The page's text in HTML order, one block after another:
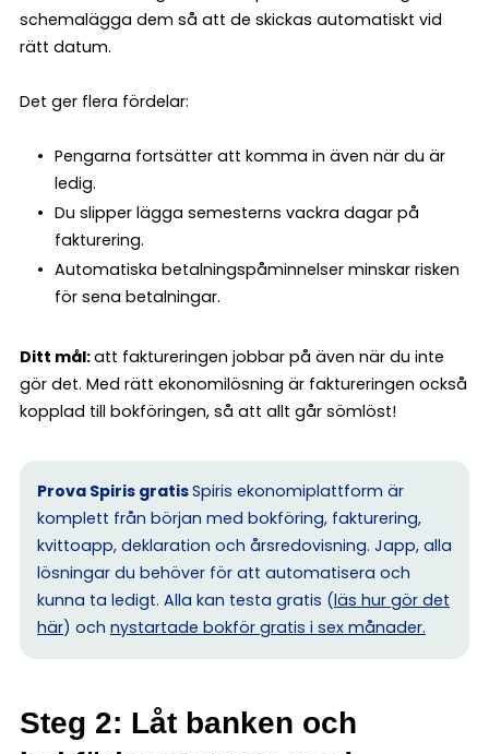
schemalägga dem så att de skickas automatiskt vid
rätt datum.
Det ger flera fördelar:
Pengarna fortsätter att komma in även när du är
ledig.
Du slipper lägga semesterns vackra dagar på
fakturering.
Automatiska betalningspåminnelser minskar risken
för sena betalningar.
Ditt mål:att faktureringen jobbar på även när du inte
gör det. Med rätt ekonomilösning är faktureringen också
kopplad till bokföringen, så att allt går sömlöst!
Prova Spiris gratisSpiris ekonomiplattform är
komplett från början med bokföring, fakturering,
kvittoapp, deklaration och årsredovisning. Japp, alla
lösningar du behöver för att automatisera och
kunna ta ledigt. Alla kan testa gratis (läs hur gör det
här) och nystartade bokför gratis i sex månader.
Steg 2: Låt banken och